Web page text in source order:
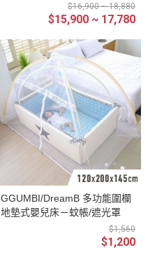
$16,900 ~ 18,880
$15,900 ~ 17,780
GGUMBI/DreamB 多功能圍欄
地墊式嬰兒床－蚊帳/遮光罩
$1,560
$1,200